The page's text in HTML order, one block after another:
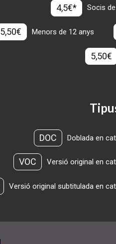
4,5€* Socis
5,50€ Menors de 12 anys
5,50€
DOC Doblada en
VOC Versió original en
Versió original subtitulada en